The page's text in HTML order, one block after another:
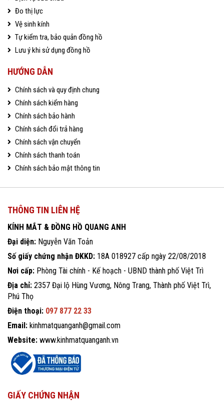
Đo thị lực
Vệ sinh kính
Tự kiểm tra, bảo quản đồng hồ
Lưu ý khi sử dụng đồng hồ
HƯỚNG DẪN
Chính sách và quy định chung
Chính sách kiểm hàng
Chính sách bảo hành
Chính sách đổi trả hàng
Chính sách vận chuyển
Chính sách thanh toán
Chính sách bảo mật thông tin
THÔNG TIN LIÊN HỆ
KÍNH MẮT & ĐỒNG HỒ QUANG ANH
Đại diện: Nguyễn Văn Toản
Số giấy chứng nhận ĐKKD: 18A 018927 cấp ngày 22/08/2018
Nơi cấp: Phòng Tài chính - Kế hoạch - UBND thành phố Việt Trì
Địa chỉ: 2357 Đại lộ Hùng Vương, Nông Trang, Thành phố Việt Trì,
Phú Thọ
Điện thoại: 097 877 22 33
Email: kinhmatquanganh@gmail.com
Website: www.kinhmatquanganh.vn
GIẤY CHỨNG NHẬN